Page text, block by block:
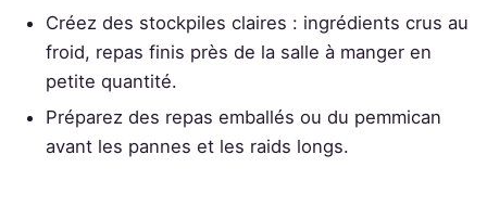
Créez des stockpiles claires : ingrédients crus au
froid, repas finis près de la salle à manger en
petite quantité.
Préparez des repas emballés ou du pemmican
avant les pannes et les raids longs.